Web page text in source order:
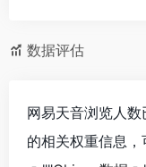
数据评估
网易天音浏览人
的相关权重信息